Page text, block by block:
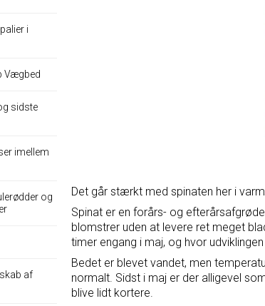
i
Vægbed
sidste
imellem
og
af
Det går stærkt med spinaten her i
Spinat er en forårs- og
blomstrer uden at levere ret meget
timer engang i maj, og hvor
Bedet er blevet vandet, men
normalt. Sidst i maj er der alligevel
blive lidt kortere.